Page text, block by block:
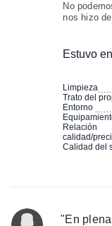
No
nos hizo
Estuvo en
Limpieza
Trato del
Entorno
Relación
calidad/
Calidad del
"En